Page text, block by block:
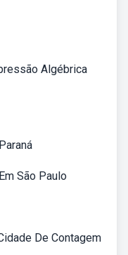
Algébrica
São Paulo
De Contagem